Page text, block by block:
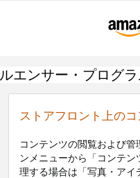
エンサー・プログ
ストアフロント上の
コンテンツの閲覧および
ンメニューから「コンテ
理する場合は「写真・ア